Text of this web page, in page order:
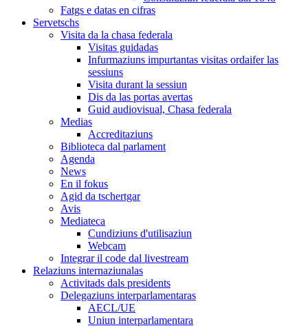
Fatgs e datas en cifras
Servetschs
Visita da la chasa federala
Visitas guidadas
Infurmaziuns impurtantas visitas ordaifer las
sessiuns
Visita durant la sessiun
Dis da las portas avertas
Guid audiovisual, Chasa federala
Medias
Accreditaziuns
Biblioteca dal parlament
Agenda
News
En il fokus
Agid da tschertgar
Avis
Mediateca
Cundiziuns d'utilisaziun
Webcam
Integrar il code dal livestream
Relaziuns internaziunalas
Activitads dals presidents
Delegaziuns interparlamentaras
AECL/UE
Uniun interparlamentara